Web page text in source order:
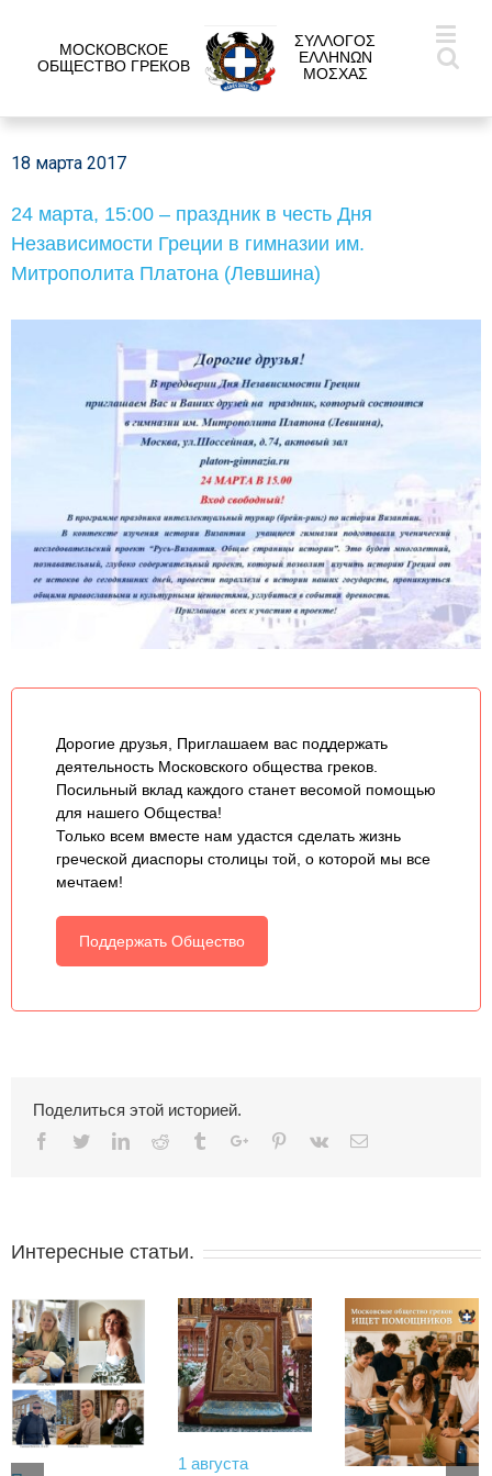
МОСКОВСКОЕ
ОБЩЕСТВО ГРЕКОВ
ΣΥΛΛΟΓΟΣ
ΕΛΛΗΝΩΝ
ΜΟΣΧΑΣ
18 марта 2017
24 марта, 15:00 – праздник в честь Дня
Независимости Греции в гимназии им.
Митрополита Платона (Левшина)
Дорогие друзья, Приглашаем вас поддержать
деятельность Московского общества греков.
Посильный вклад каждого станет весомой помощью
для нашего Общества!
Только всем вместе нам удастся сделать жизнь
греческой диаспоры столицы той, о которой мы все
мечтаем!
Поддержать Общество
Поделиться этой историей.
Facebook
TwitterLinkedinReddit TumblrGoogle+Pinterest
Vk Email
Интересные статьи.
1 августа